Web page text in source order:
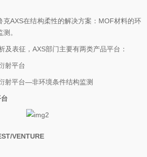
克AXS在结构柔性的解决方案：MOF材料的环
。
及表征，AXS部门主要有两类产品平台：
射平台
射平台—非环境条件结构监测
VENTURE